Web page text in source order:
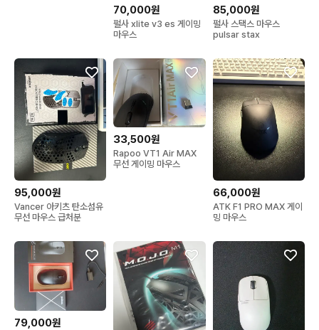
70,000원
펄사 xlite v3 es 게이밍
마우스
85,000원
펄사 스택스 마우스
pulsar stax
95,000원
Vancer 아키츠 탄소섬유
무선 마우스 급처분
33,500원
Rapoo VT1 Air MAX
무선 게이밍 마우스
66,000원
ATK F1 PRO MAX 게이
밍 마우스
79,000원